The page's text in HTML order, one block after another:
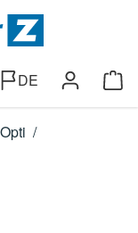
0 Produkte auf
DE
Opti /